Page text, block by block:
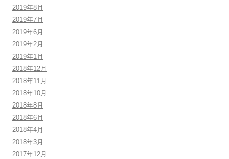
2019年8月
2019年7月
2019年6月
2019年2月
2019年1月
2018年12月
2018年11月
2018年10月
2018年8月
2018年6月
2018年4月
2018年3月
2017年12月